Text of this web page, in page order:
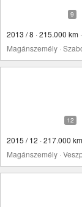
2013 / 8 · 215.000 km
Magánszemély ·
2015 / 12 · 217.000
Magánszemély ·